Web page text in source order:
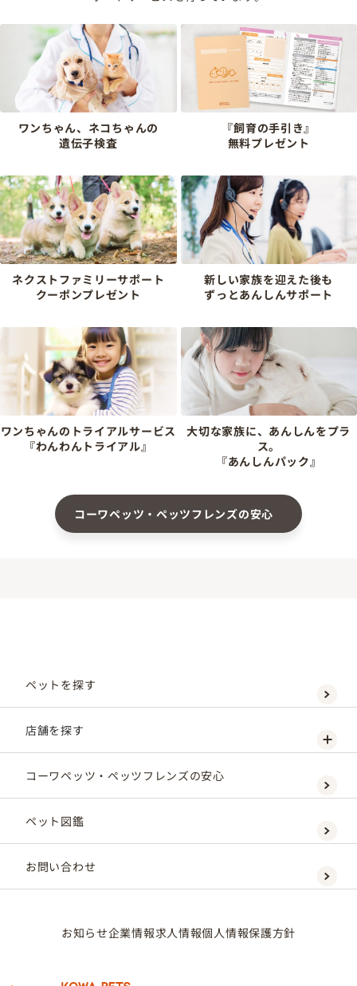
ワンちゃん、ネコちゃんの
遺伝子検査
『飼育の手引き』
無料プレゼント
ネクストファミリーサポート
クーポンプレゼント
新しい家族を迎えた後も
ずっとあんしんサポート
ワンちゃんのトライアルサービス
『わんわんトライアル』
大切な家族に、あんしんをプラ
ス。
『あんしんパック』
コーワペッツ・ペッツフレンズの安心
ペットを探す
店舗を探す
コーワペッツ・ペッツフレンズの安心
ペット図鑑
お問い合わせ
お知らせ企業情報求人情報個人情報保護方針